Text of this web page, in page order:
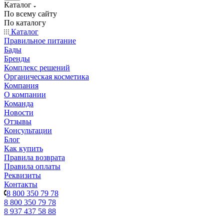
Каталог
По всему сайту
По каталогу
Каталог
Правильное питание
Бады
Бренды
Комплекс решений
Органическая косметика
Компания
О компании
Команда
Новости
Отзывы
Консультации
Блог
Как купить
Правила возврата
Правила оплаты
Реквизиты
Контакты
8 800 350 79 78
8 800 350 79 78
8 937 437 58 88